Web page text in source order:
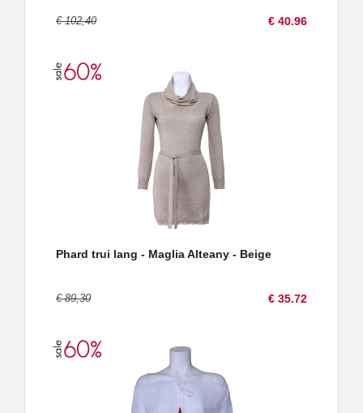
€ 102,40 € 40.96
Phard trui lang - Maglia Alteany - Beige
€ 89,30 € 35.72